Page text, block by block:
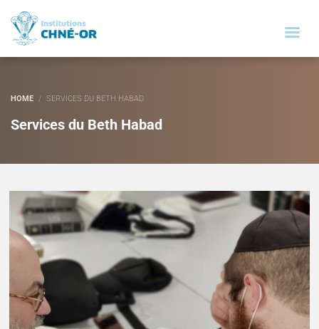
HOME SERVICES DU BETH HABAD
Services du Beth Habad